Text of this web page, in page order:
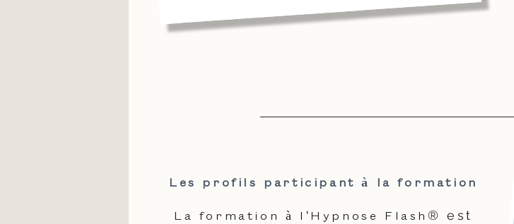
Les profils participant à la formation
La formation à l'Hypnose Flash ® est